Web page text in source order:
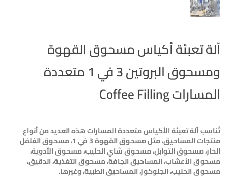
آلة تعبئة أكياس مسحوق القهوة
ومسحوق البروتين 3 في 1 متعددة
المسارات Coffee Filling
تُناسب آلة تعبئة الأكياس متعددة المسارات هذه العديد من أنواع
منتجات المساحيق، مثل مسحوق القهوة 3 في 1، مسحوق الفلفل
الحار، مسحوق التوابل، مسحوق شاي الحليب، مسحوق الأدوية،
مسحوق الأعشاب، المساحيق الجافة، مسحوق التغذية، الدقيق،
مسحوق الحليب، الجلوكوز، المساحيق الطبية، وغيرها.